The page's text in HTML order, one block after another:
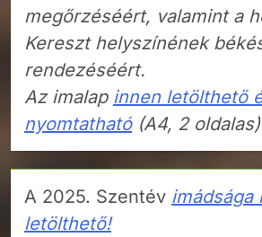
megőrzéséért, valamint a
Kereszt helyszínének
rendezéséért.
Az imalap innen letölthető
nyomtatható(A4, 2
A 2025. Szentév imádsága
letölthető!